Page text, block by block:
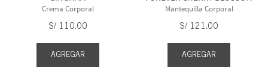
Crema Corporal
S/ 110.00
AGREGAR
Mantequilla Corporal
S/ 121 .00
AGREGAR